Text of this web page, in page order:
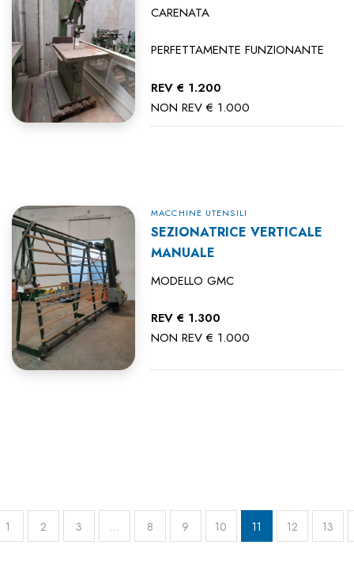
CARENATA
PERFETTAMENTE FUNZIONANTE
REV € 1.200
NON REV € 1.000
MACCHINE UTENSILI
SEZIONATRICE VERTICALE
MANUALE
MODELLO GMC
REV € 1.300
NON REV € 1.000
1 2 3 … 8 9 10 11 12 13